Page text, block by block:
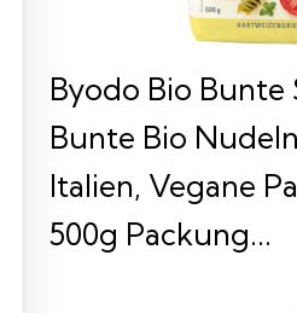
Byodo Bio Bunte
Bunte Bio
Italien, Vegane
500g Packung...